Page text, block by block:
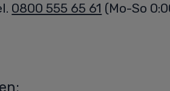
0800 555 65 61 (Mo-So